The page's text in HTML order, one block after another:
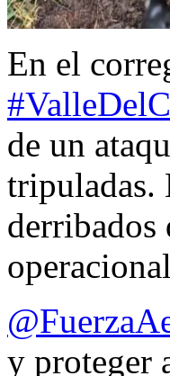
En el
de un
tripuladas.
derribados
y proteger